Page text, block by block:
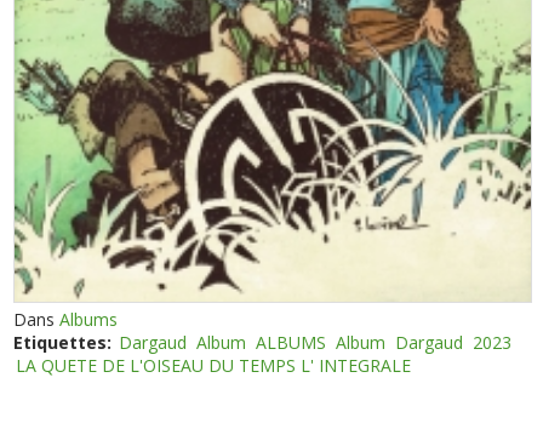
DansAlbums
Etiquettes: Dargaud Album ALBUMS Album Dargaud 2023
LA QUETE DE L'OISEAU DU TEMPS L' INTEGRALE